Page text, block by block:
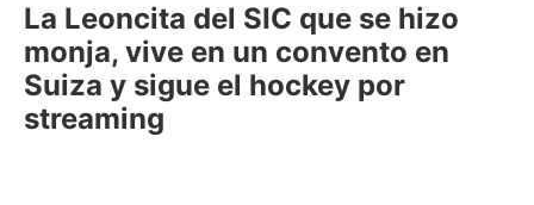
La Leoncita del SIC que se hizo
monja, vive en un convento en
Suiza y sigue el hockey por
streaming